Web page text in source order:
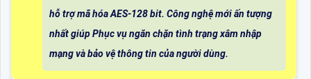
hỗ trợ mã hóa AES-128 bit. Công nghệ mới ấn tượng
nhất giúp Phục vụ ngăn chặn tình trạng xâm nhập
mạng và bảo vệ thông tin của người dùng.